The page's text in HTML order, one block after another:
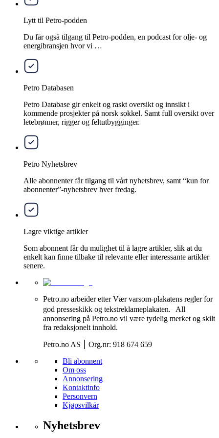
Lytt til Petro-podden
Du får også tilgang til Petro-podden, en podcast for olje- og
energibransjen hvor vi …
Petro Databasen
Petro Database gir enkelt og raskt oversikt og innsikt i
kommende prosjekter på norsk sokkel. Samt full oversikt over
letebrønner, rigger og feltutbygginger.
Petro Nyhetsbrev
Alle abonnenter får tilgang til vårt nyhetsbrev, samt “kun for
abonnenter”-nyhetsbrev hver fredag.
Lagre viktige artikler
Som abonnent får du mulighet til å lagre artikler, slik at du
enkelt kan finne tilbake til relevante eller interessante artikler
senere.
Petro.no arbeider etter Vær varsom-plakatens regler for
god presseskikk og tekstreklameplakaten. All
annonsering på Petro.no vil være tydelig merket og skilt
fra redaksjonelt innhold.
Petro.no AS ⎮ Org.nr: 918 674 659
Bli abonnent
Om oss
Annonsering
Kontaktinfo
Personvern
Kjøpsvilkår
Nyhetsbrev